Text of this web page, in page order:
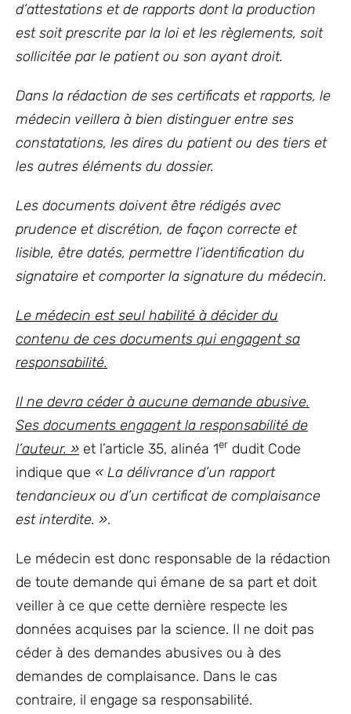
d’attestations et de rapports dont la production
est soit prescrite par la loi et les règlements, soit
sollicitée par le patient ou son ayant droit.
Dans la rédaction de ses certificats et rapports, le
médecin veillera à bien distinguer entre ses
constatations, les dires du patient ou des tiers et
les autres éléments du dossier.
Les documents doivent être rédigés avec
prudence et discrétion, de façon correcte et
lisible, être datés, permettre l’identification du
signataire et comporter la signature du médecin.
Le médecin est seul habilité à décider du
contenu de ces documents qui engagent sa
responsabilité.
Il ne devra céder à aucune demande abusive.
Ses documents engagent la responsabilité de
l’auteur. » et l’article 35, alinéa 1er dudit Code
indique que « La délivrance d’un rapport
tendancieux ou d’un certificat de complaisance
est interdite. ».
Le médecin est donc responsable de la rédaction
de toute demande qui émane de sa part et doit
veiller à ce que cette dernière respecte les
données acquises par la science. Il ne doit pas
céder à des demandes abusives ou à des
demandes de complaisance. Dans le cas
contraire, il engage sa responsabilité.